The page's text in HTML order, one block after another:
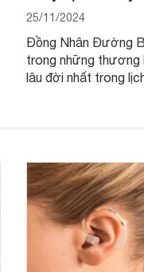
25/11/2024
Đồng Nhân Đường
trong những thương
lâu đời nhất trong